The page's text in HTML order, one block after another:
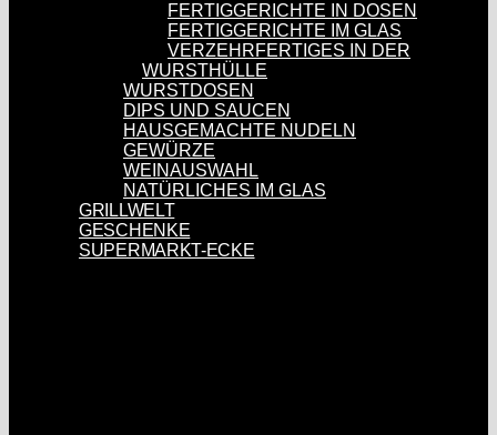
FERTIGGERICHTE IN DOSEN
FERTIGGERICHTE IM GLAS
VERZEHRFERTIGES IN DER
WURSTHÜLLE
WURSTDOSEN
DIPS UND SAUCEN
HAUSGEMACHTE NUDELN
GEWÜRZE
WEINAUSWAHL
NATÜRLICHES IM GLAS
GRILLWELT
GESCHENKE
SUPERMARKT-ECKE